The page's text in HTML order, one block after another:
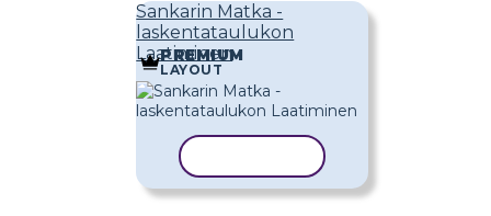
Sankarin Matka -
laskentataulukon
Laatiminen
PREMIUM
LAYOUT